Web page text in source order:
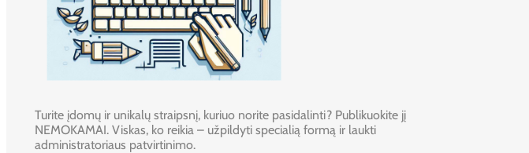
Turite įdomų ir unikalų straipsnį, kuriuo norite pasidalinti? Publikuokite jį
NEMOKAMAI. Viskas, ko reikia – užpildyti specialią formą ir laukti
administratoriaus patvirtinimo.